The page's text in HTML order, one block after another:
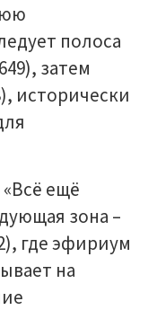
полоса
затем
исторически
ещё
зона –
где эфириум
на